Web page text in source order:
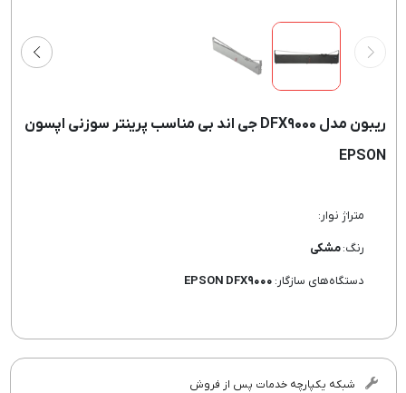
ریبون مدل DFX۹۰۰۰ جی اند بی مناسب پرینتر سوزنی اپسون
EPSON
متراژ نوار:
رنگ:مشکی
دستگاه‌های سازگار:
شبکه یکپارچه خدمات پس از فروش